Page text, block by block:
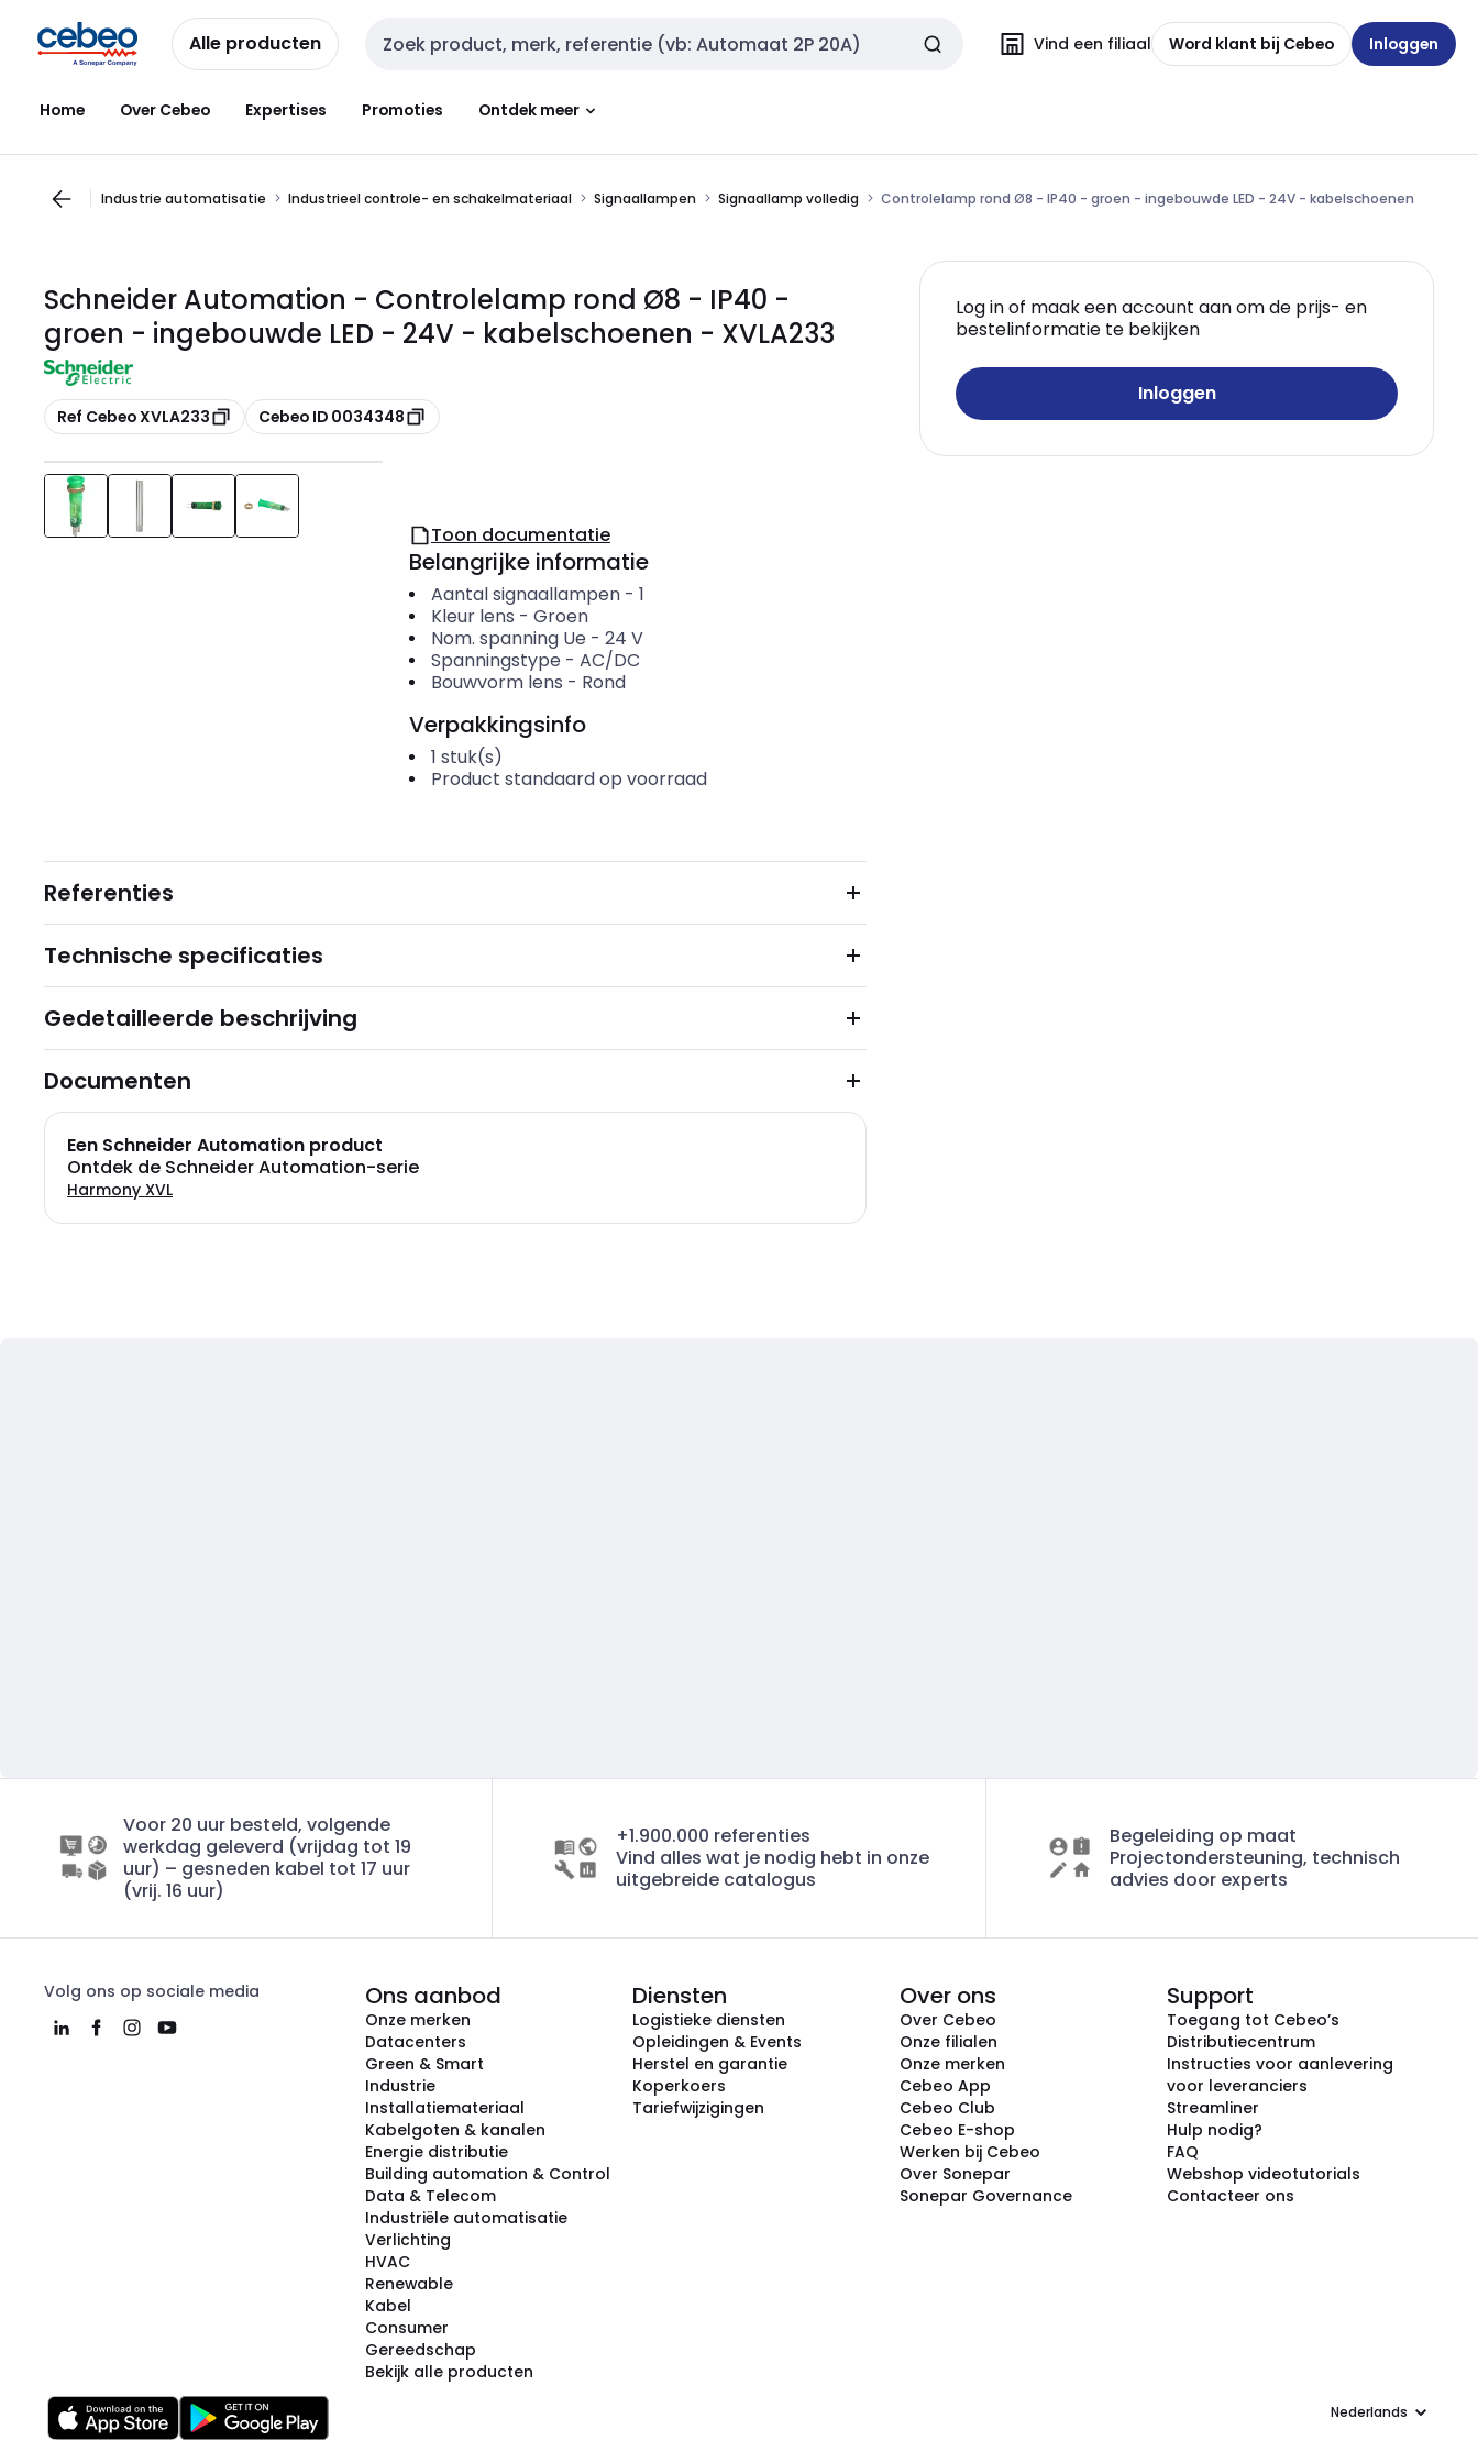
naar
navigatie
naar
inhoud
Alle producten Zoekveld invoer Vind een filiaal Word klant bij Cebeo Inloggen
Home Over Cebeo Expertises Promoties Ontdek meer
Industrie automatisatie Industrieel controle- en schakelmateriaal Signaallampen Signaallamp volledig Controlelamp rond Ø8 - IP40 - groen - ingebouwde LED - 24V - kabelschoenen
Schneider Automation - Controlelamp rond Ø8 - IP40 -
groen - ingebouwde LED - 24V - kabelschoenen - XVLA233
Kopiëren
Ref Cebeo XVLA233 Kopiëren
Cebeo ID 0034348
Log in of maak een account aan om de prijs- en
bestelinformatie te bekijken
Inloggen
Toon documentatie
Belangrijke informatie
Aantal signaallampen- 1
Kleur lens - Groen
Nom. spanning Ue - 24 V
Spanningstype - AC/DC
Bouwvorm lens - Rond
Verpakkingsinfo
1 stuk(s)
Product standaard op voorraad
Referenties
Technische specificaties
Gedetailleerde beschrijving
Documenten
Een Schneider Automation product
Ontdek de Schneider Automation-serie
Harmony XVL
Voor 20 uur besteld, volgende
werkdag geleverd (vrijdag tot 19
uur) – gesneden kabel tot 17 uur
(vrij. 16 uur)
+1.900.000 referenties
Vind alles wat je nodig hebt in onze
uitgebreide catalogus
Begeleiding op maat
Projectondersteuning, technisch
advies door experts
Volg ons op sociale media Ons aanbod
Onze merken
Datacenters
Green & Smart
Industrie
Installatiemateriaal
Kabelgoten & kanalen
Energie distributie
Building automation & Control
Data & Telecom
Industriële automatisatie
Verlichting
HVAC
Renewable
Kabel
Consumer
Gereedschap
Bekijk alle producten
Diensten
Logistieke diensten
Opleidingen & Events
Herstel en garantie
Koperkoers
Tariefwijzigingen
Over ons
Over Cebeo
Onze filialen
Onze merken
Cebeo App
Cebeo Club
Cebeo E-shop
Werken bij Cebeo
Over Sonepar
Sonepar Governance
Support
Toegang tot Cebeo’s
Distributiecentrum
Instructies voor aanlevering
voor leveranciers
Streamliner
Hulp nodig?
FAQ
Webshop videotutorials
Contacteer ons
Taal